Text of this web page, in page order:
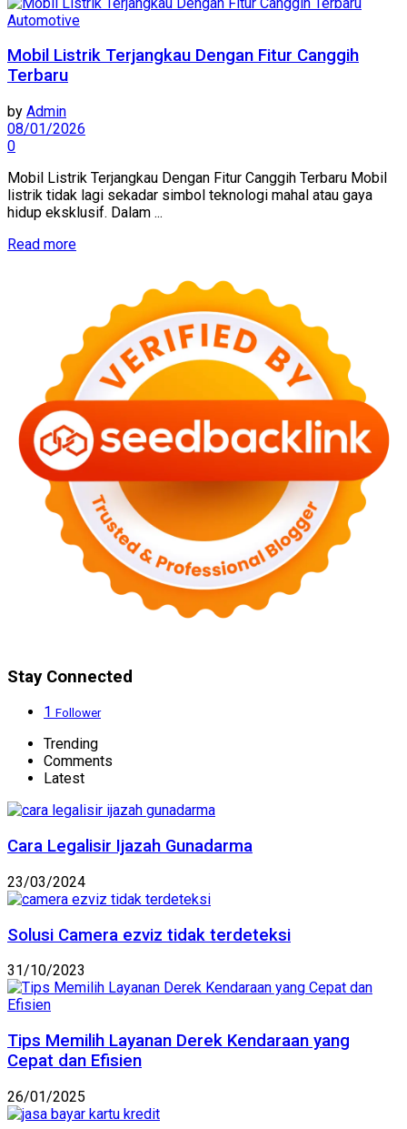
Automotive
Mobil Listrik Terjangkau Dengan Fitur Canggih
Terbaru
by Admin
08/01/2026
0
Mobil Listrik Terjangkau Dengan Fitur Canggih Terbaru Mobil
listrik tidak lagi sekadar simbol teknologi mahal atau gaya
hidup eksklusif. Dalam ...
Read more
Stay Connected
1 Follower
Trending
Comments
Latest
Cara Legalisir Ijazah Gunadarma
23/03/2024
Solusi Camera ezviz tidak terdeteksi
31/10/2023
Tips Memilih Layanan Derek Kendaraan yang
Cepat dan Efisien
26/01/2025